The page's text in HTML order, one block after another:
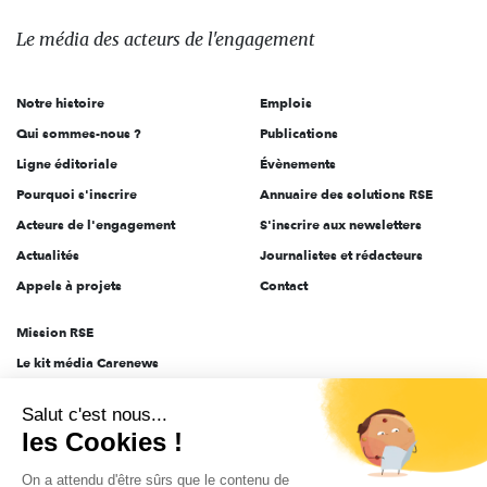
des
l'engagement
Le média des acteurs de l'engagement
Notre histoire
Qui sommes-nous ?
Ligne éditoriale
Pourquoi s'inscrire
Acteurs de l'engagement
Actualités
Appels à projets
Emplois
Publications
Évènements
Annuaire des solutions RSE
S'inscrire aux newsletters
Journalistes et rédacteurs
Contact
Mission RSE
Le kit média Carenews
AEF info
Novethic
Salut c'est nous...
les Cookies !
On a attendu d'être sûrs que le contenu de